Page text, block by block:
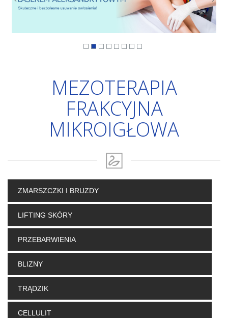
MEZOTERAPIA
FRAKCYJNA
MIKROIGŁOWA
ZMARSZCZKI I BRUZDY
LIFTING SKÓRY
PRZEBARWIENIA
BLIZNY
TRĄDZIK
CELLULIT